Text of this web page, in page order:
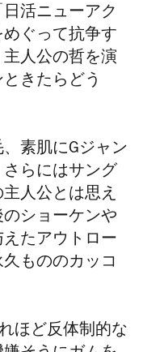
活ニューアク
ぐって抗争す
人公の哲を演
きたらどう
素肌にGジャン
らにはサング
人公とは思え
ショーケンや
たアウトロー
もののカッコ
ほど反体制的な